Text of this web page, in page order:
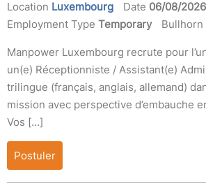
Location Luxembourg Date 06/08/2026
Employment Type Temporary Bullhorn
Manpower Luxembourg recrute pour
un(e) Réceptionniste / Assistant(e)
trilingue (français, anglais, allemand)
mission avec perspective d’embauche
Vos […]
Postuler